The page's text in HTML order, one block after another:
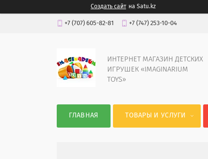
Создать сайт на Satu.kz
+7 (707) 605-82-81 +7 (747) 253-10-04
ИНТЕРНЕТ МАГАЗИН ДЕТСКИХ
ИГРУШЕК «IMAGINARIUM
TOYS»
ГЛАВНАЯ ТОВАРЫ И УСЛУГИ